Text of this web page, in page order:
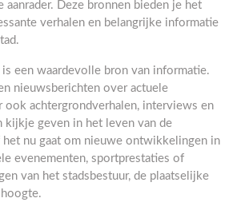
aanrader. Deze bronnen bieden je het
verhalen en belangrijke informatie
een waardevolle bron van informatie.
nieuwsberichten over actuele
ook achtergrondverhalen, interviews en
kijkje geven in het leven van de
het nu gaat om nieuwe ontwikkelingen in
evenementen, sportprestaties of
van het stadsbestuur, de plaatselijke